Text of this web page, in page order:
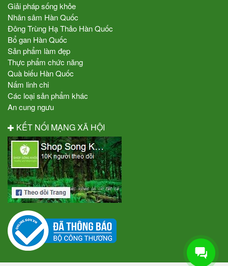
Giải pháp sống khỏe
Nhân sâm Hàn Quốc
Đông Trùng Hạ Thảo Hàn Quốc
Bổ gan Hàn Quốc
Sản phẩm làm đẹp
Thực phẩm chức năng
Quà biếu Hàn Quốc
Nấm linh chi
Các loại sản phẩm khác
An cung ngưu
KẾT NỐI MẠNG XÃ HỘI